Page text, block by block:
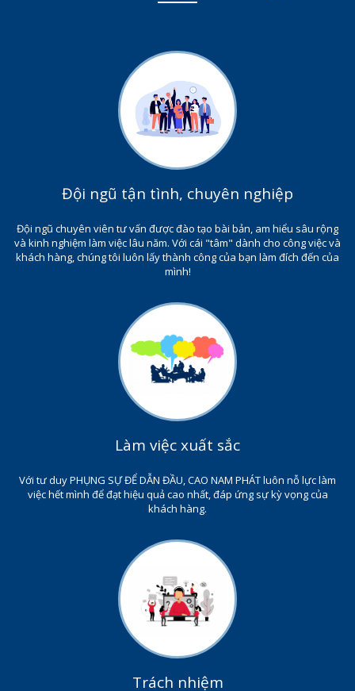
Đội ngũ tận tình, chuyên nghiệp
Đội ngũ chuyên viên tư vấn được đào tạo bài bản, am hiểu sâu rộng
và kinh nghiệm làm việc lâu năm. Với cái "tâm" dành cho công việc và
khách hàng, chúng tôi luôn lấy thành công của bạn làm đích đến của
mình!
Làm việc xuất sắc
Với tư duy PHỤNG SỰ ĐỂ DẪN ĐẦU, CAO NAM PHÁT luôn nỗ lực làm
việc hết mình để đạt hiệu quả cao nhất, đáp ứng sự kỳ vọng của
khách hàng.
Trách nhiệm